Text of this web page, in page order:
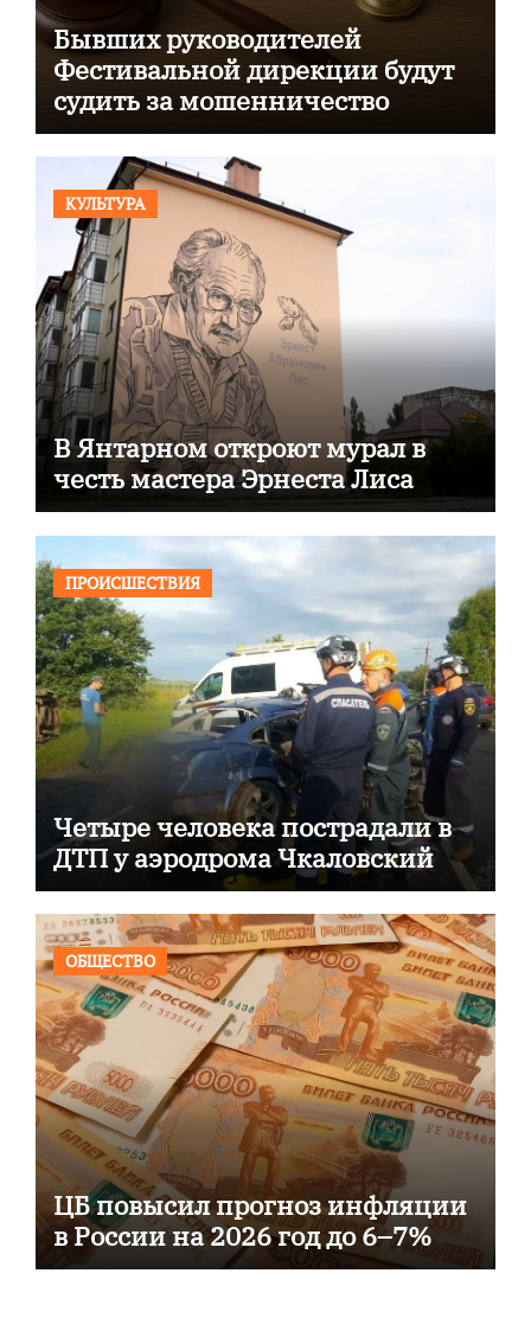
Бывших руководителей
Фестивальной дирекции будут
судить за мошенничество
КУЛЬТУРА
В Янтарном откроют мурал в
честь мастера Эрнеста Лиса
ПРОИСШЕСТВИЯ
Четыре человека пострадали в
ДТП у аэродрома Чкаловский
ОБЩЕСТВО
ЦБ повысил прогноз инфляции
в России на 2026 год до 6–7%